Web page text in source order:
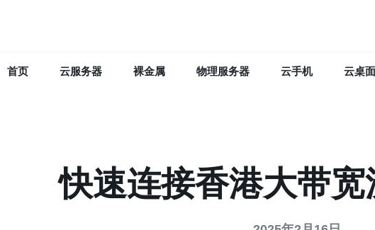
首页 云服务器 裸金属 物理服务器 云手机 云桌面
快速连接香港大带